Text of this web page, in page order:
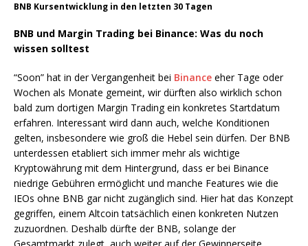
BNB Kursentwicklung in den letzten 30 Tagen
BNB und Margin Trading bei Binance: Was du noch
wissen solltest
“Soon” hat in der Vergangenheit bei Binance eher Tage oder
Wochen als Monate gemeint, wir dürften also wirklich schon
bald zum dortigen Margin Trading ein konkretes Startdatum
erfahren. Interessant wird dann auch, welche Konditionen
gelten, insbesondere wie groß die Hebel sein dürfen. Der BNB
unterdessen etabliert sich immer mehr als wichtige
Kryptowährung mit dem Hintergrund, dass er bei Binance
niedrige Gebühren ermöglicht und manche Features wie die
IEOs ohne BNB gar nicht zugänglich sind. Hier hat das Konzept
gegriffen, einem Altcoin tatsächlich einen konkreten Nutzen
zuzuordnen. Deshalb dürfte der BNB, solange der